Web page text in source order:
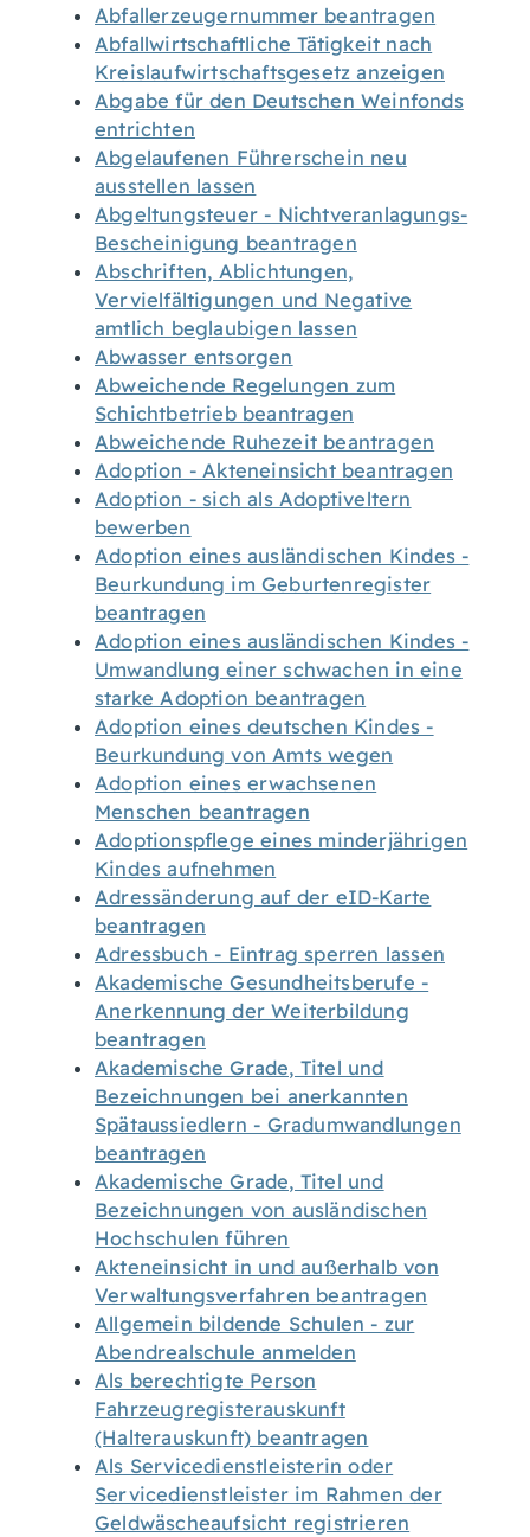
Abfallerzeugernummer beantragen
Abfallwirtschaftliche Tätigkeit nach
Kreislaufwirtschaftsgesetz anzeigen
Abgabe für den Deutschen Weinfonds
entrichten
Abgelaufenen Führerschein neu
ausstellen lassen
Abgeltungsteuer - Nichtveranlagungs-
Bescheinigung beantragen
Abschriften, Ablichtungen,
Vervielfältigungen und Negative
amtlich beglaubigen lassen
Abwasser entsorgen
Abweichende Regelungen zum
Schichtbetrieb beantragen
Abweichende Ruhezeit beantragen
Adoption - Akteneinsicht beantragen
Adoption - sich als Adoptiveltern
bewerben
Adoption eines ausländischen Kindes -
Beurkundung im Geburtenregister
beantragen
Adoption eines ausländischen Kindes -
Umwandlung einer schwachen in eine
starke Adoption beantragen
Adoption eines deutschen Kindes -
Beurkundung von Amts wegen
Adoption eines erwachsenen
Menschen beantragen
Adoptionspflege eines minderjährigen
Kindes aufnehmen
Adressänderung auf der eID-Karte
beantragen
Adressbuch - Eintrag sperren lassen
Akademische Gesundheitsberufe -
Anerkennung der Weiterbildung
beantragen
Akademische Grade, Titel und
Bezeichnungen bei anerkannten
Spätaussiedlern - Gradumwandlungen
beantragen
Akademische Grade, Titel und
Bezeichnungen von ausländischen
Hochschulen führen
Akteneinsicht in und außerhalb von
Verwaltungsverfahren beantragen
Allgemein bildende Schulen - zur
Abendrealschule anmelden
Als berechtigte Person
Fahrzeugregisterauskunft
(Halterauskunft) beantragen
Als Servicedienstleisterin oder
Servicedienstleister im Rahmen der
Geldwäscheaufsicht registrieren